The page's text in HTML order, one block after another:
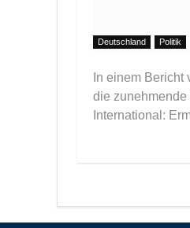
Deutschland Politik
In einem
die
International: